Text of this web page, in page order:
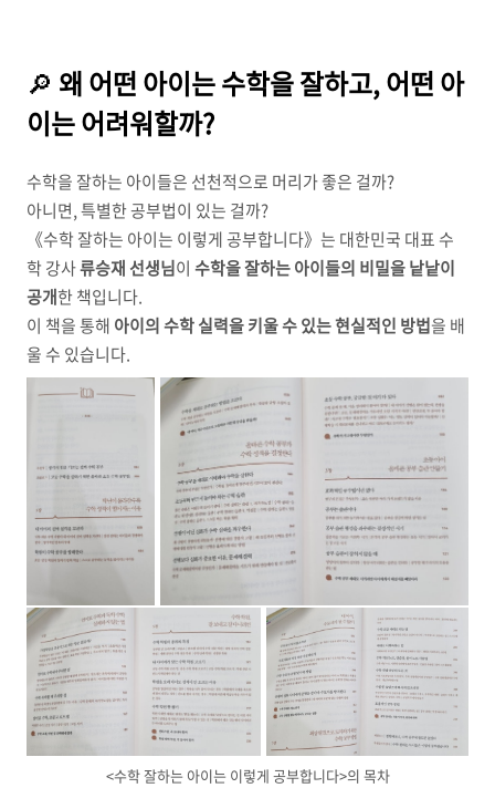
🔎 왜 어떤 아이는 수학을 잘하고, 어떤 아
이는 어려워할까?
수학을 잘하는 아이들은 선천적으로 머리가 좋은 걸까?
아니면, 특별한 공부법이 있는 걸까?
《수학 잘하는 아이는 이렇게 공부합니다》는 대한민국 대표 수
학 강사류승재 선생님이 수학을 잘하는 아이들의 비밀을 낱낱이
공개한 책입니다.
이 책을 통해 아이의 수학 실력을 키울 수 있는 현실적인 방법을 배
울 수 있습니다.
<수학 잘하는 아이는 이렇게 공부합니다>의 목차